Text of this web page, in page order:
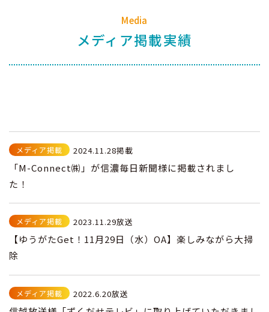
Media
メディア掲載実績
メディア掲載 2024.11.28掲載
「M-Connect㈱」が信濃毎日新聞様に掲載されまし
た！
メディア掲載 2023.11.29放送
【ゆうがたGet！11月29日（水）OA】楽しみながら大掃
除
メディア掲載 2022.6.20放送